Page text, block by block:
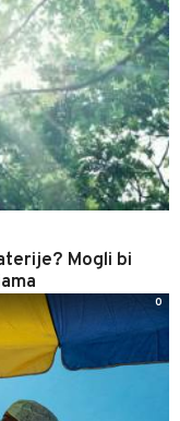
Mogli bi
0